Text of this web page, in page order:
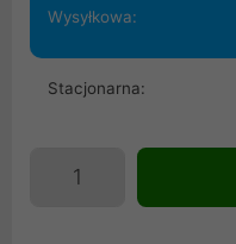
Wysyłkowa:
Stacjonarna: